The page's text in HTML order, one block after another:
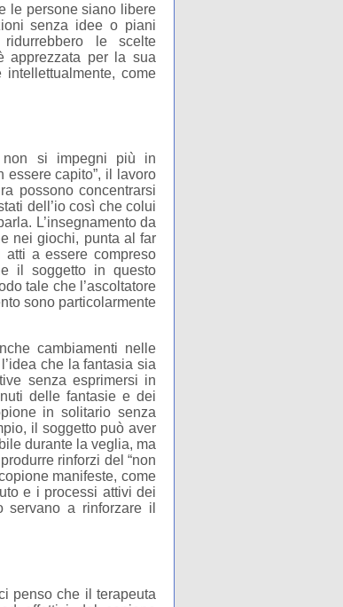
le persone siano libere
senza idee o piani
le scelte
apprezzata per la sua
come
non si impegni più in
essere capito”, il lavoro
possono concentrarsi
dell’io così che colui
L’insegnamento da
nei giochi, punta al far
atti a essere compreso
il soggetto in questo
tale che l’ascoltatore
sono particolarmente
cambiamenti nelle
che la fantasia sia
senza esprimersi in
delle fantasie e dei
in solitario senza
il soggetto può aver
durante la veglia, ma
rinforzi del “non
manifeste, come
e i processi attivi dei
a rinforzare il
penso che il terapeuta